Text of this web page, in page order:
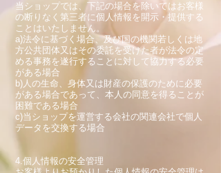
当ショップでは、下記の場合を除いてはお客様
の断りなく第三者に個人情報を開示・提供する
ことはいたしません。
a)法令に基づく場合、及び国の機関若しくは地
方公共団体又はその委託を受けた者が法令の定
める事務を遂行することに対して協力する必要
がある場合
b)人の生命、身体又は財産の保護のために必要
がある場合であって、本人の同意を得ることが
困難である場合
c)当ショップを運営する会社の関連会社で個人
データを交換する場合
4.個人情報の安全管理